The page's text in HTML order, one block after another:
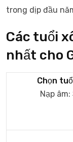
trong dịp đầu
Các tuổi
nhất cho
Chọn
Nạp